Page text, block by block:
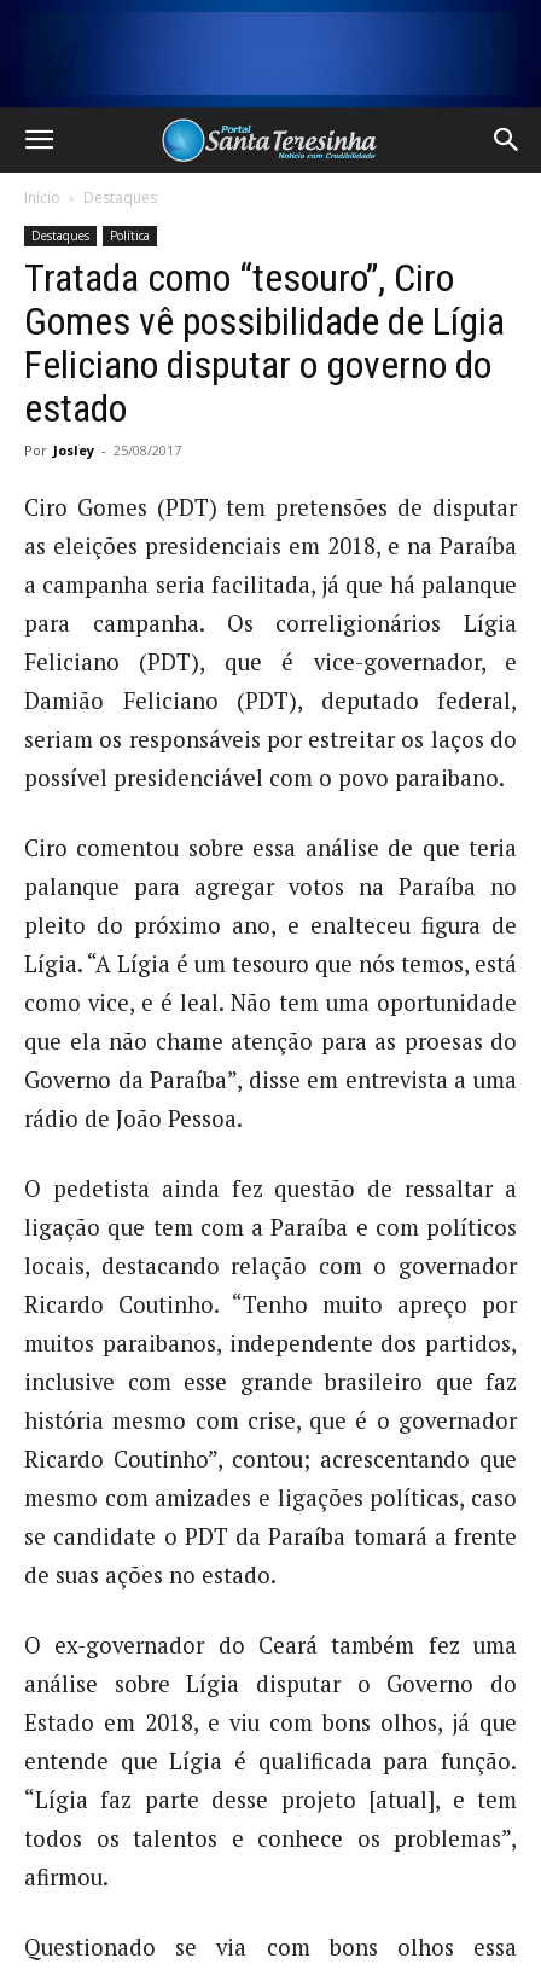
Início Destaques
Destaques Política
Tratada como “tesouro”, Ciro
Gomes vê possibilidade de Lígia
Feliciano disputar o governo do
estado
Por Josley - 25/08/2017
Ciro Gomes (PDT) tem pretensões de disputar
as eleições presidenciais em 2018, e na Paraíba
a campanha seria facilitada, já que há palanque
para campanha. Os correligionários Lígia
Feliciano (PDT), que é vice-governador, e
Damião Feliciano (PDT), deputado federal,
seriam os responsáveis por estreitar os laços do
possível presidenciável com o povo paraibano.
Ciro comentou sobre essa análise de que teria
palanque para agregar votos na Paraíba no
pleito do próximo ano, e enalteceu figura de
Lígia. “A Lígia é um tesouro que nós temos, está
como vice, e é leal. Não tem uma oportunidade
que ela não chame atenção para as proesas do
Governo da Paraíba”, disse em entrevista a uma
rádio de João Pessoa.
O pedetista ainda fez questão de ressaltar a
ligação que tem com a Paraíba e com políticos
locais, destacando relação com o governador
Ricardo Coutinho. “Tenho muito apreço por
muitos paraibanos, independente dos partidos,
inclusive com esse grande brasileiro que faz
história mesmo com crise, que é o governador
Ricardo Coutinho”, contou; acrescentando que
mesmo com amizades e ligações políticas, caso
se candidate o PDT da Paraíba tomará a frente
de suas ações no estado.
O ex-governador do Ceará também fez uma
análise sobre Lígia disputar o Governo do
Estado em 2018, e viu com bons olhos, já que
entende que Lígia é qualificada para função.
“Lígia faz parte desse projeto [atual], e tem
todos os talentos e conhece os problemas”,
afirmou.
Questionado se via com bons olhos essa